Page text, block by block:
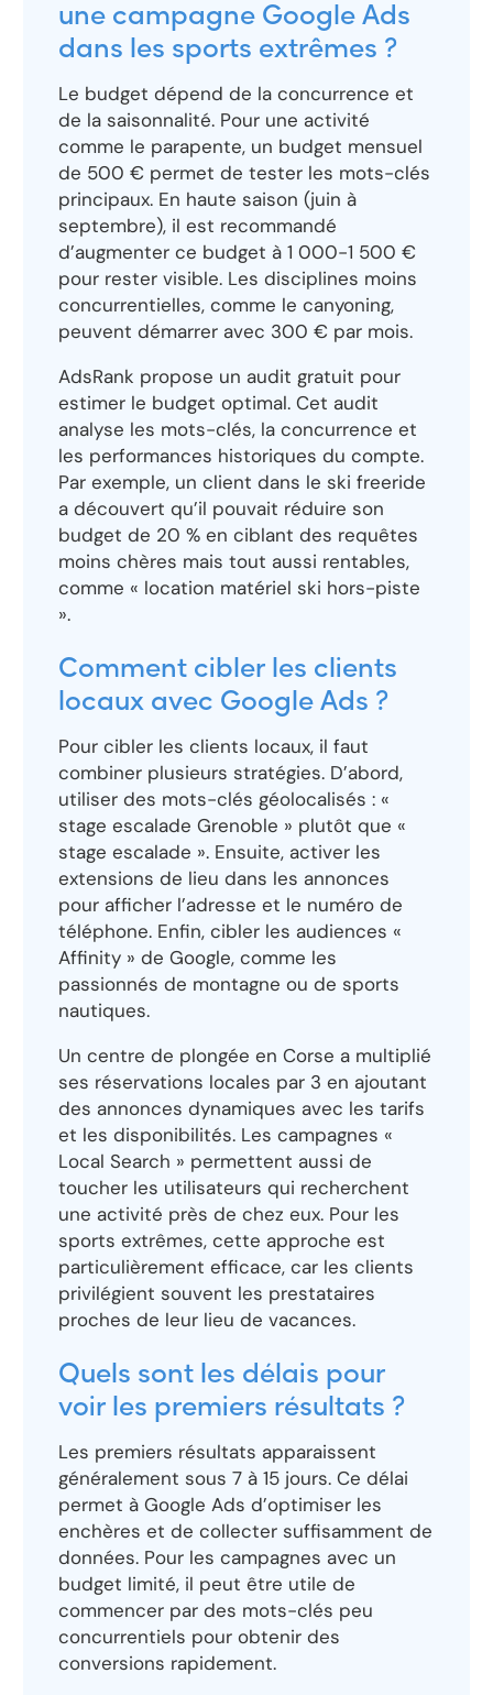
une campagne Google Ads
dans les sports extrêmes ?
Le budget dépend de la concurrence et
de la saisonnalité. Pour une activité
comme le parapente, un budget mensuel
de 500 € permet de tester les mots-clés
principaux. En haute saison (juin à
septembre), il est recommandé
d’augmenter ce budget à 1 000-1 500 €
pour rester visible. Les disciplines moins
concurrentielles, comme le canyoning,
peuvent démarrer avec 300 € par mois.
AdsRank propose un audit gratuit pour
estimer le budget optimal. Cet audit
analyse les mots-clés, la concurrence et
les performances historiques du compte.
Par exemple, un client dans le ski freeride
a découvert qu’il pouvait réduire son
budget de 20 % en ciblant des requêtes
moins chères mais tout aussi rentables,
comme « location matériel ski hors-piste
».
Comment cibler les clients
locaux avec Google Ads ?
Pour cibler les clients locaux, il faut
combiner plusieurs stratégies. D’abord,
utiliser des mots-clés géolocalisés : «
stage escalade Grenoble » plutôt que «
stage escalade ». Ensuite, activer les
extensions de lieu dans les annonces
pour afficher l’adresse et le numéro de
téléphone. Enfin, cibler les audiences «
Affinity » de Google, comme les
passionnés de montagne ou de sports
nautiques.
Un centre de plongée en Corse a multiplié
ses réservations locales par 3 en ajoutant
des annonces dynamiques avec les tarifs
et les disponibilités. Les campagnes «
Local Search » permettent aussi de
toucher les utilisateurs qui recherchent
une activité près de chez eux. Pour les
sports extrêmes, cette approche est
particulièrement efficace, car les clients
privilégient souvent les prestataires
proches de leur lieu de vacances.
Quels sont les délais pour
voir les premiers résultats ?
Les premiers résultats apparaissent
généralement sous 7 à 15 jours. Ce délai
permet à Google Ads d’optimiser les
enchères et de collecter suffisamment de
données. Pour les campagnes avec un
budget limité, il peut être utile de
commencer par des mots-clés peu
concurrentiels pour obtenir des
conversions rapidement.